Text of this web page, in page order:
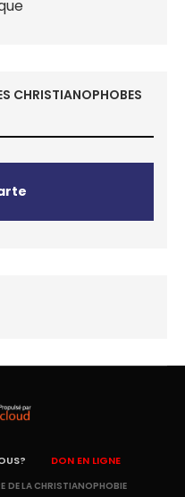
CHRISTIANOPHOBES
DON EN LIGNE
LA CHRISTIANOPHOBIE